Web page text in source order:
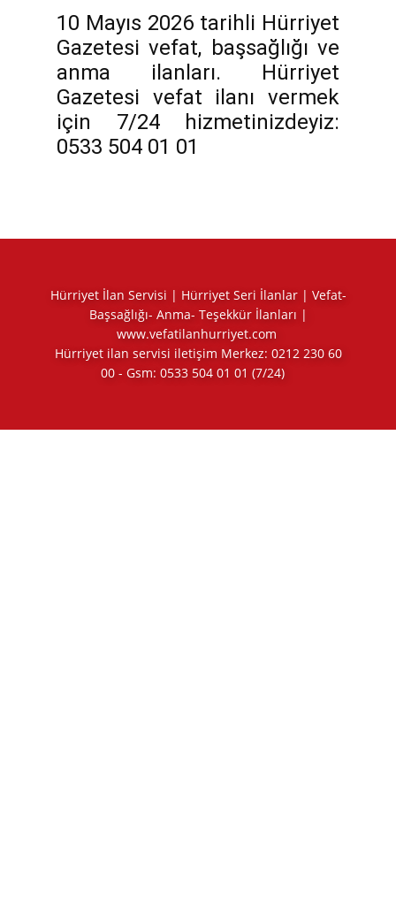
10 Mayıs 2026 tarihli Hürriyet
Gazetesi vefat, başsağlığı ve
anma ilanları. Hürriyet
Gazetesi vefat ilanı vermek
için 7/24 hizmetinizdeyiz:
0533 504 01 01
Hürriyet İlan Servisi | Hürriyet Seri İlanlar | Vefat-
Başsağlığı- Anma- Teşekkür İlanları |
www.vefatilanhurriyet.com
Hürriyet ilan servisi iletişim Merkez: 0212 230 60
00 - Gsm: 0533 504 01 01 (7/24)